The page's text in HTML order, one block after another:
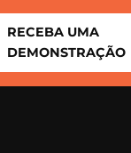
RECEBA UMA
DEMONSTRAÇÃO